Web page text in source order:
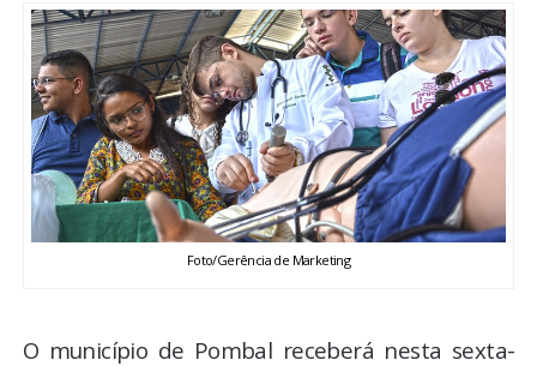
ESPORTES
ENTRETENIMENTO
ENQUETE
FOTOS
Foto/Gerência de Marketing
O município de Pombal receberá nesta sexta-